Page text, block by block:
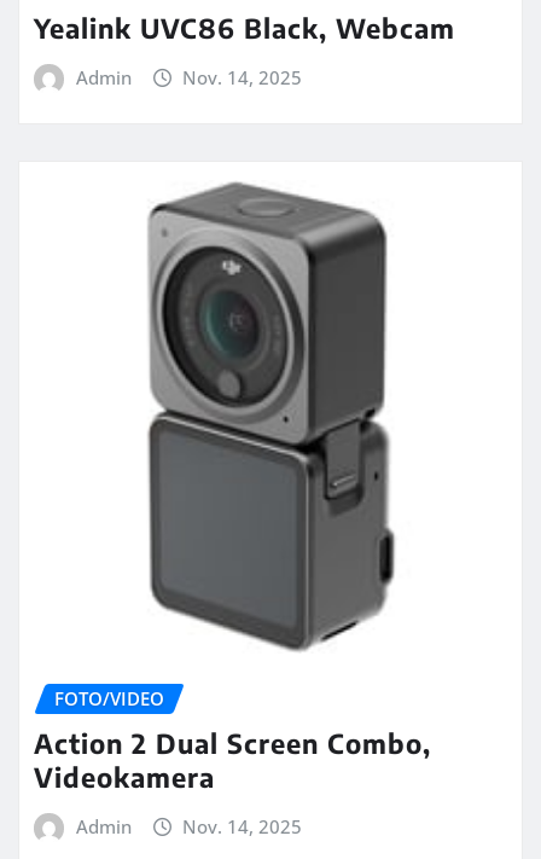
Yealink UVC86 Black, Webcam
Admin Nov. 14, 2025
FOTO/VIDEO
Action 2 Dual Screen Combo,
Videokamera
Admin Nov. 14, 2025